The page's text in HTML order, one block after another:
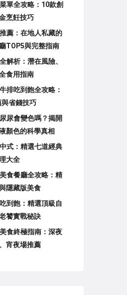
單全攻略：10款創
烹飪技巧
薦：在地人私藏的
TOP5與完整指南
解析：潛在風險、
食用指南
排吃到飽全攻略：
省錢技巧
尿會變色嗎？揭開
顏色的科學真相
式：精選七道經典
大全
食餐廳全攻略：精
隱藏版美食
到飽：精選頂級自
饕實戰秘訣
食終極指南：深夜
宵夜場推薦